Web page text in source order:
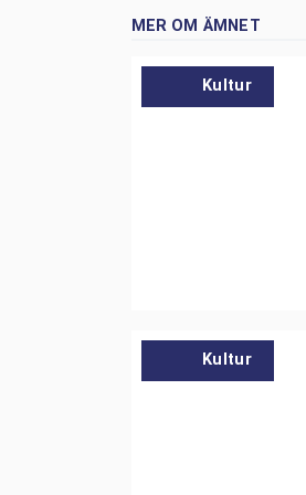
MER OM ÄMNET
Kultur
Kultur